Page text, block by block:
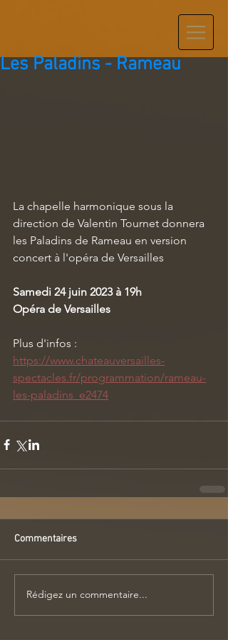
Les Paladins - Rameau
La chapelle harmonique sous la
direction de Valentin Tournet donnera
les Paladins de Rameau en version
concert à l'opéra de Versailles
Samedi 24 juin 2023 à 19h
Opéra de Versailles
Plus d'infos :
https://www.chateauversailles-
spectacles.fr/programmation/rameau-
les-paladins_e2474
Commentaires
Rédigez un commentaire...